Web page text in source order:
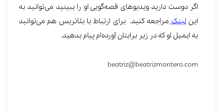
اگر دوست دارید ویدیوهای قصه‌گویی او را ببینید می‌توانید به
این لینک مراجعه کنید. برای ارتباط با بئاتریس هم می‌توانید
به ایمیل او که در زیر برایتان آورده‌ام پیام بدهید.
beatriz@beatrizmontero.com